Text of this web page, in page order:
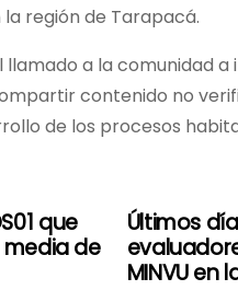
región de Tarapacá.
a la comunidad
contenido no
de los procesos
Últimos
MINVU en
que
de